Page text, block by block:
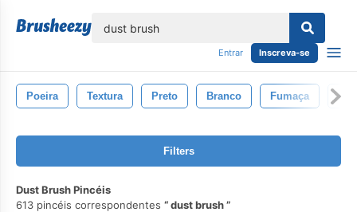
Entrar Inscreva-se
Poeira Textura Preto Branco Fumaça
Filters
Dust Brush Pincéis
613 pincéis correspondentes
dust brush